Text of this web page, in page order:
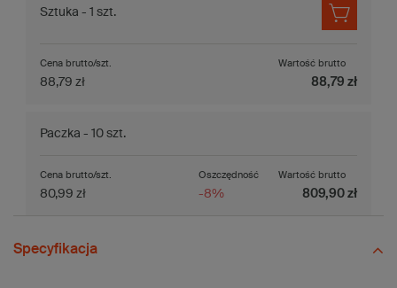
Sztuka - 1 szt.
Cena brutto/szt.
88,79 zł
Wartość brutto
88,79 zł
Paczka - 10 szt.
Oszczędność
-8%
Cena brutto/szt.
80,99 zł
Wartość brutto
809,90 zł
Specyfikacja